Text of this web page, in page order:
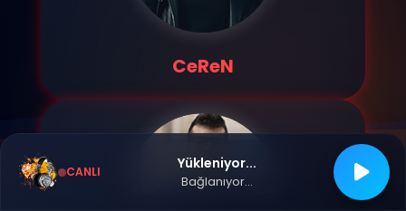
CeReN
CANLI Yükleniyor...
Bağlanıyor...